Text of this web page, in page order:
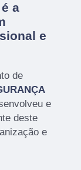
a
e
de
e
deste
e